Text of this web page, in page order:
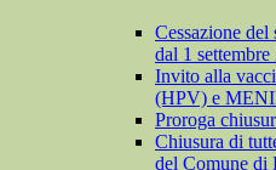
Cessazione
dal 1 settembre
Invito alla
(HPV) e
Proroga
Chiusura di
del Comune di